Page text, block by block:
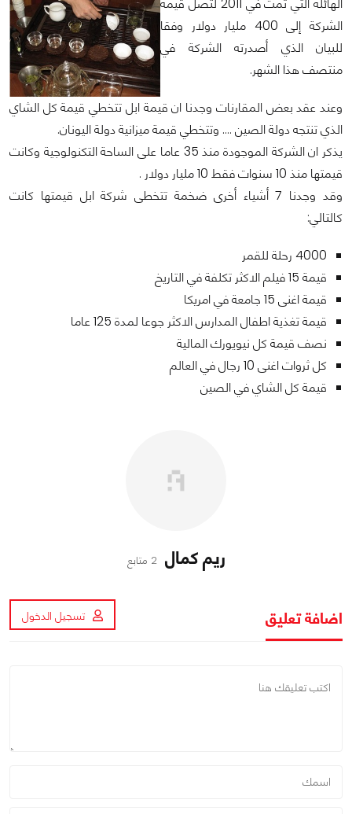
الشركة إلى 400 مليار دولار وفقا
للبيان الذي أصدرته الشركة في
منتصف هذا الشهر.
وعند عقد بعض المقارنات وجدنا ان قيمة ابل تتخطي قيمة كل الشاي
الذي تنتجه دولة الصين …. وتتخطي قيمة ميزانية دولة اليونان.
يذكر ان الشركة الموجودة منذ 35 عاما على الساحة التكنولوجية وكانت
قيمتها منذ 10 سنوات فقط 10 مليار دولار .
وقد وجدنا 7 أشياء أخرى ضخمة تتخطى شركة ابل قيمتها كانت
كالتالي:
4000 رحلة للقمر
قيمة 15 فيلم الاكثر تكلفة في التاريخ
قيمة اغنى 15 جامعة في امريكا
قيمة تغذية اطفال المدارس الاكثر جوعا لمدة 125 عاما
نصف قيمة كل نيويورك المالية
كل ثروات اغنى 10 رجال في العالم
قيمة كل الشاي في الصين
ريم كمال 2 متابع
اضافة تعليق تسجيل الدخول